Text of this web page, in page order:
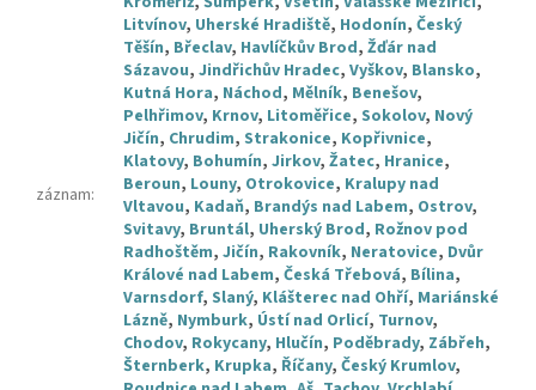
záznam:
Litvínov, Uherské Hradiště, Hodonín, Český
Těšín, Břeclav, Havlíčkův Brod, Žďár nad
Sázavou, Jindřichův Hradec, Vyškov, Blansko,
Kutná Hora, Náchod, Mělník, Benešov,
Pelhřimov, Krnov, Litoměřice, Sokolov, Nový
Jičín, Chrudim, Strakonice, Kopřivnice,
Klatovy, Bohumín, Jirkov, Žatec, Hranice,
Beroun, Louny, Otrokovice, Kralupy nad
Vltavou, Kadaň, Brandýs nad Labem, Ostrov,
Svitavy, Bruntál, Uherský Brod, Rožnov pod
Radhoštěm, Jičín, Rakovník, Neratovice, Dvůr
Králové nad Labem, Česká Třebová, Bílina,
Varnsdorf, Slaný, Klášterec nad Ohří, Mariánské
Lázně, Nymburk, Ústí nad Orlicí, Turnov,
Chodov, Rokycany, Hlučín, Poděbrady, Zábřeh,
Šternberk, Krupka, Říčany, Český Krumlov,